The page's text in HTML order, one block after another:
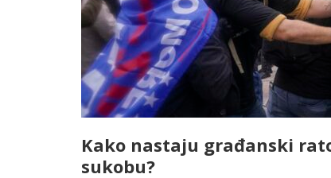
Kako nastaju građanski
sukobu?